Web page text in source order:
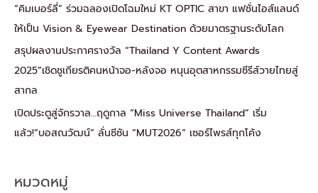
“คิมเบอร์ลี่” ร่วมฉลองเปิดโฉมใหม่ KT OPTIC สาขา แฟชั่นไอส์แลนด์
ให้เป็น Vision & Eyewear Destination ด้วยมาตรฐานระดับโลก
สรุปผลงานประกาศรางวัล “Thailand Y Content Awards
2025”เชิดชูเกียรติคนหน้าจอ-หลังจอ หนุนอุตสาหกรรมซีรีส์วายไทยสู่
สากล
เปิดประตูสู่จักรวาล…ฤดูกาล “Miss Universe Thailand” เริ่ม
แล้ว!“บอสณวัฒน์” ลั่นซีซัน “MUT2026” เซอร์ไพรส์ทุกโค้ง
หมวดหมู่